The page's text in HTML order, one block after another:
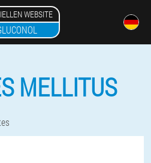
WEBSITE
MELLITUS